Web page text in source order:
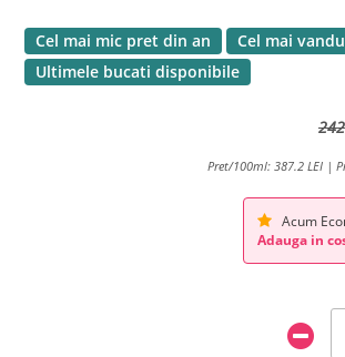
Cel mai mic pret din an
Cel mai
Ultimele bucati disponibile
242
Pret/100ml: 387.2 LEI |
Acum
Adauga in